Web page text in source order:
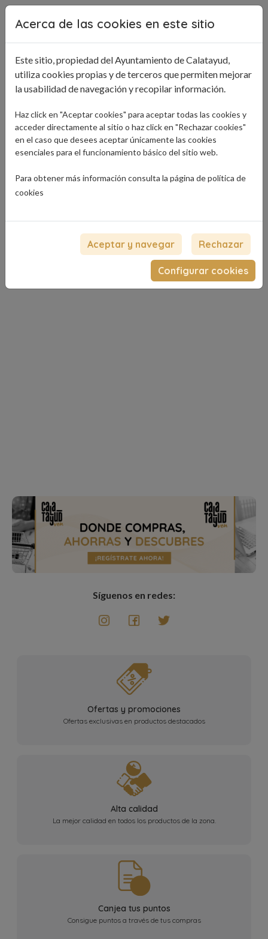
Pasar al contenido principal
Síguenos en redes:
Ofertas y promociones
Ofertas exclusivas en productos destacados
Alta calidad
La mejor calidad en todos los productos de la zona.
Canjea tus puntos
Consigue puntos a través de tus compras
Acerca de las cookies en este sitio
Este sitio, propiedad del Ayuntamiento de Calatayud,
utiliza cookies propias y de terceros que permiten mejorar
la usabilidad de navegación y recopilar información.
Haz click en "Aceptar cookies" para aceptar todas las cookies y
acceder directamente al sitio o haz click en "Rechazar cookies"
en el caso que desees aceptar únicamente las cookies
esenciales para el funcionamiento básico del sitio web.
Para obtener más información consulta la página depolítica de
cookies
Aceptar y navegar Rechazar
Configurar cookies